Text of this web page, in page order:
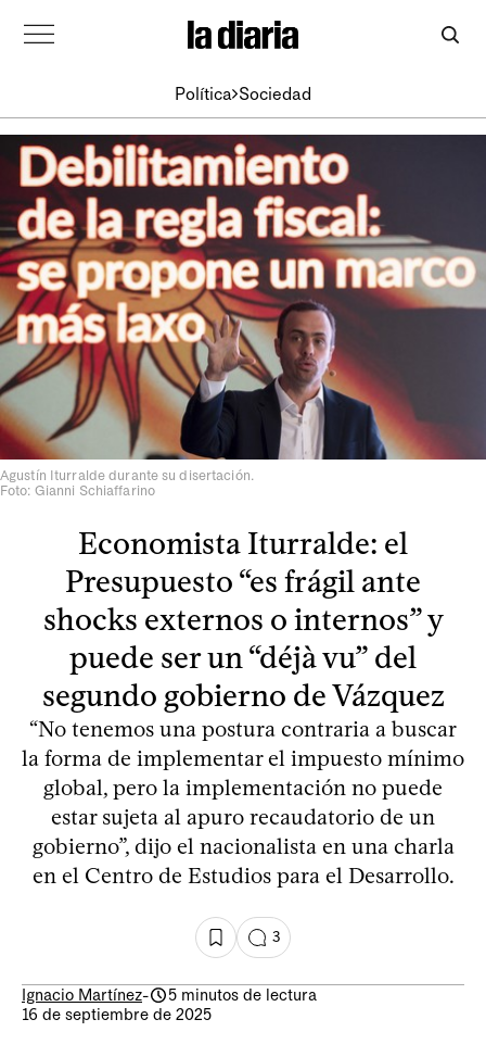
Política Sociedad
Agustín Iturralde durante su disertación.
Foto: Gianni Schiaffarino
Economista Iturralde: el
Presupuesto “es frágil ante
shocks externos o internos” y
puede ser un “déjà vu” del
segundo gobierno de Vázquez
“No tenemos una postura contraria a buscar
la forma de implementar el impuesto mínimo
global, pero la implementación no puede
estar sujeta al apuro recaudatorio de un
gobierno”, dijo el nacionalista en una charla
en el Centro de Estudios para el Desarrollo.
3
Ignacio Martínez-
5 minutos de lectura
16 de septiembre de 2025